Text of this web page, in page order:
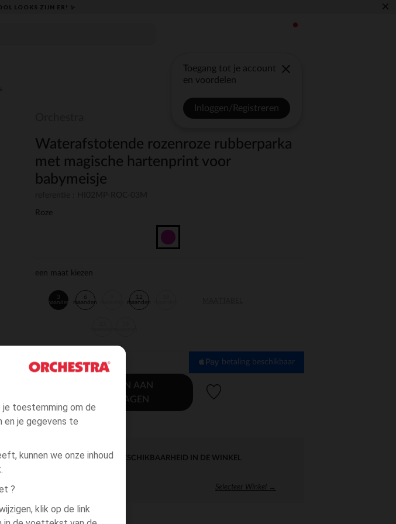
toestemming om de
en je gegevens te
kunnen we onze inhoud
?
klik op de link
LOOKS ZIJN ER! ✨ ×
Toegang tot je account
en voordelen
Inloggen/Registreren
Waterafstotende rozenroze rubberparka
met magische hartenprint voor
babymeisje
Roze
een maat kiezen
3
maanden
6
maanden
12
maanden
betaling beschikbaar
TOEVOEGEN AAN
WINKELWAGEN
DIRECTE BESCHIKBAARHEID IN DE WINKEL
Selecteer Winkel →